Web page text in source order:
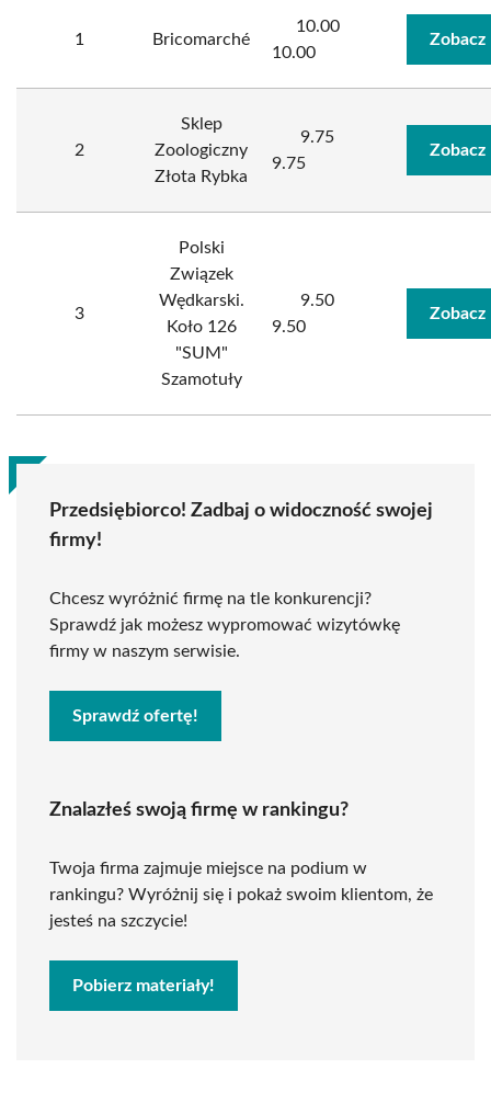
1 Bricomarché
10.00
10.00
Zobacz
2
Sklep
Zoologiczny
Złota Rybka
9.75
9.75
Zobacz
3
Polski
Związek
Wędkarski.
Koło 126
"SUM"
Szamotuły
9.50
9.50
Zobacz
Przedsiębiorco! Zadbaj o widoczność swojej
firmy!
Chcesz wyróżnić firmę na tle konkurencji?
Sprawdź jak możesz wypromować wizytówkę
firmy w naszym serwisie.
Sprawdź ofertę!
Znalazłeś swoją firmę w rankingu?
Twoja firma zajmuje miejsce na podium w
rankingu? Wyróżnij się i pokaż swoim klientom, że
jesteś na szczycie!
Pobierz materiały!